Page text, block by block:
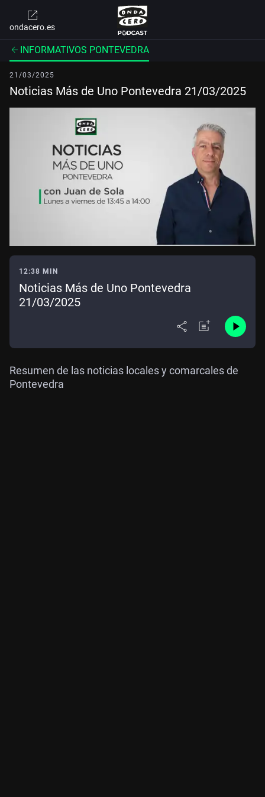
ondacero.es
INFORMATIVOS PONTEVEDRA
21/03/2025
Noticias Más de Uno Pontevedra 21/03/2025
12:38 MIN
Noticias Más de Uno Pontevedra
21/03/2025
Resumen de las noticias locales y comarcales de
Pontevedra